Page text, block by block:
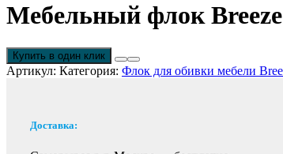
Мебельный флок
Купить в один клик
Артикул: Категория: Флок для обивки мебели
Доставка: